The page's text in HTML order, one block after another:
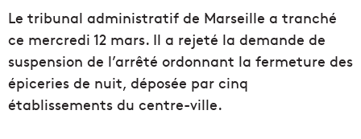
Le tribunal administratif de Marseille a tranché
ce mercredi 12 mars. Il a rejeté la demande de
suspension de l’arrêté ordonnant la fermeture des
épiceries de nuit, déposée par cinq
établissements du centre-ville.